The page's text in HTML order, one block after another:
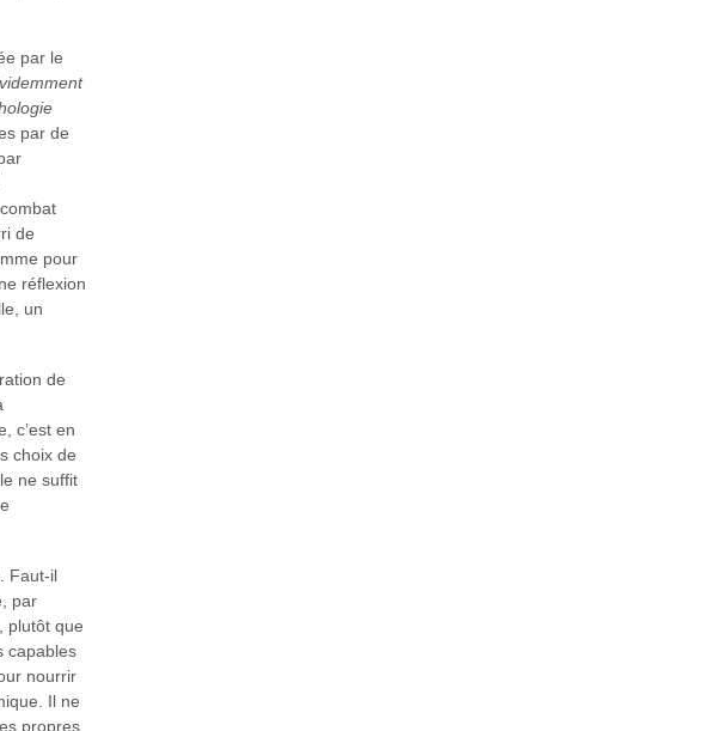
par le
par de
de
pour
réflexion
un
de
c’est en
choix de
ne suffit
Faut-il
par
plutôt que
capables
nourrir
Il ne
propres